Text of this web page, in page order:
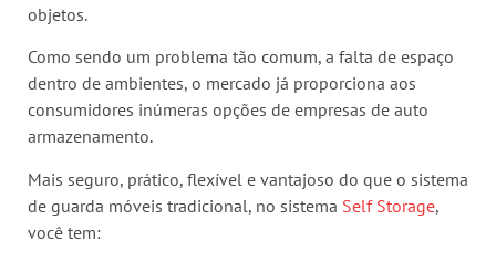
objetos.
Como sendo um problema tão comum, a falta de espaço
dentro de ambientes, o mercado já proporciona aos
consumidores inúmeras opções de empresas de auto
armazenamento.
Mais seguro, prático, flexível e vantajoso do que o sistema
de guarda móveis tradicional, no sistema Self Storage,
você tem: